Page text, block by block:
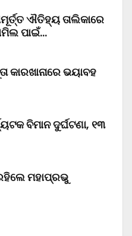
ଐତିହ୍ୟ ତାଲିକାରେ
ପାଇଁ…
କାରଖାନାରେ ଭୟାବହ
ବିମାନ ଦୁର୍ଘଟଣା, ୧୩
ମହାପ୍ରଭୁ